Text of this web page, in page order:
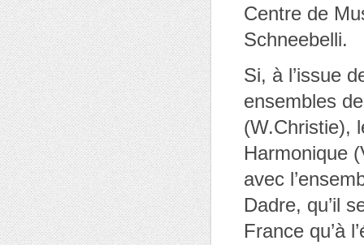
Centre de
Schneebelli.
Si, à l’issue
ensembles
(W.Christie),
Harmonique
avec
Dadre, qu’il
France qu’à